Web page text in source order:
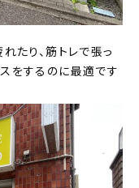
たり、筋トレで張っ
をするのに最適です